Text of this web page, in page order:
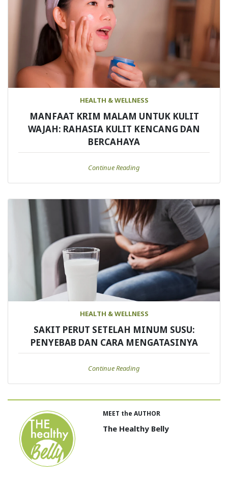
HEALTH & WELLNESS
MANFAAT KRIM MALAM UNTUK KULIT
WAJAH: RAHASIA KULIT KENCANG DAN
BERCAHAYA
Continue Reading
HEALTH & WELLNESS
SAKIT PERUT SETELAH MINUM SUSU:
PENYEBAB DAN CARA MENGATASINYA
Continue Reading
MEET the AUTHOR
The Healthy Belly